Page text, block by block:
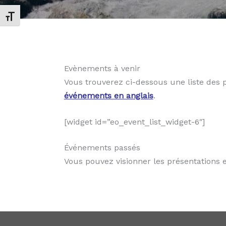
Changer la taille de la police
Evènements à venir
Vous trouverez ci-dessous une liste des
événements en anglais.
[widget id=”eo_event_list_widget-6″]
Événements passés
Vous pouvez visionner les